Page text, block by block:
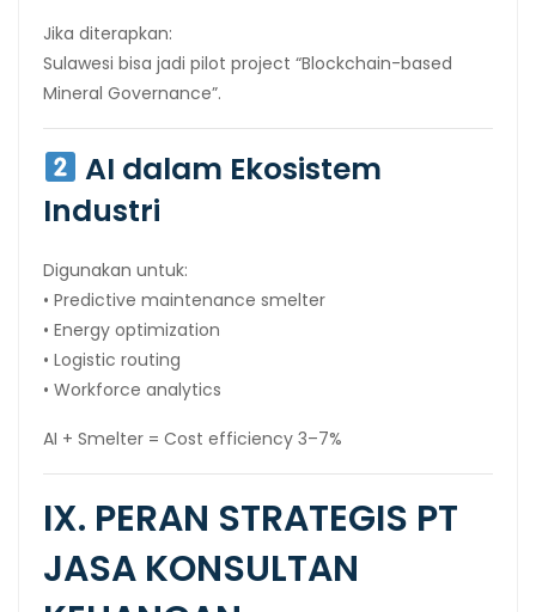
Jika diterapkan:
Sulawesi bisa jadi pilot project “Blockchain-based
Mineral Governance”.
AI dalam Ekosistem
Industri
Digunakan untuk:
• Predictive maintenance smelter
• Energy optimization
• Logistic routing
• Workforce analytics
AI + Smelter = Cost efficiency 3–7%
IX. PERAN STRATEGIS PT
JASA KONSULTAN